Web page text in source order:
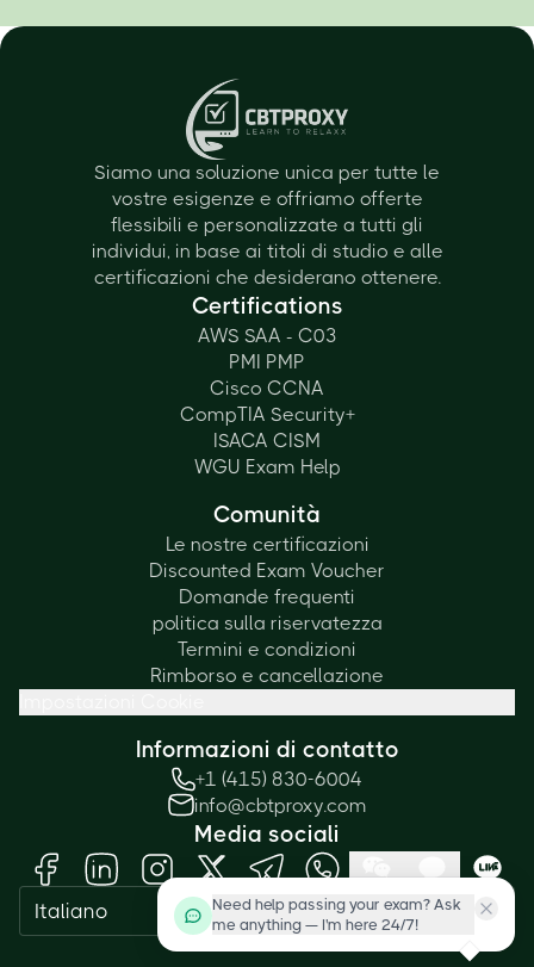
Siamo una soluzione unica per tutte le
vostre esigenze e offriamo offerte
flessibili e personalizzate a tutti gli
individui, in base ai titoli di studio e alle
certificazioni che desiderano ottenere.
Certifications
AWS SAA - C03
PMI PMP
Cisco CCNA
CompTIA Security+
ISACA CISM
WGU Exam Help
Comunità
Le nostre certificazioni
Discounted Exam Voucher
Domande frequenti
politica sulla riservatezza
Termini e condizioni
Rimborso e cancellazione
Informazioni di contatto
+1 (415) 830-6004
info@cbtproxy.com
Media sociali
Italiano
Need help passing your exam? Ask
me anything — I'm here 24/7!